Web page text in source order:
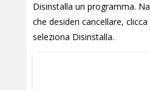
Disinstalla un programma.
che desideri cancellare,
seleziona Disinstalla.